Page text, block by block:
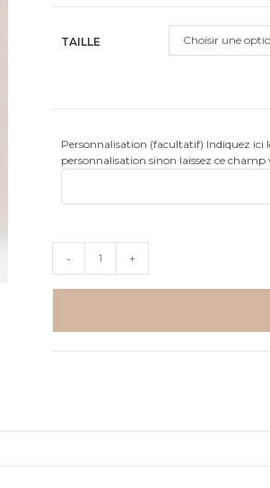
TAILLE Choisir une
Personnalisation (facultatif) Indiquez ici
personnalisation sinon laissez ce
Arc-
- +